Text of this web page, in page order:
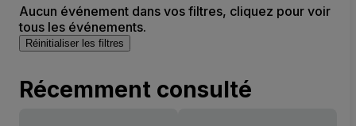
Aucun événement dans vos filtres, cliquez pour voir
tous les événements.
Réinitialiser les filtres
Récemment consulté